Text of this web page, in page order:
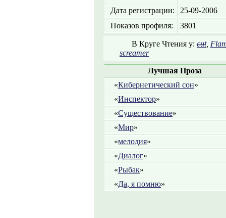
Дата регистрации:
25-09-2006
Показов профиля:
3801
В Круге Чтения у: cut,
screamer
Лучшая Проза
«Кибернетический сон»
«Инспектор»
«Существование»
«Мир»
«мелодия»
«Диалог»
«Рыбак»
«Да, я помню»